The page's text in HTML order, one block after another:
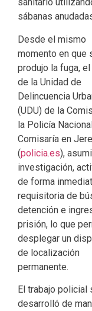
sábanas
Desde el mismo
momento en que
produjo la fuga, el
de la Unidad de
Delincuencia
(UDU) de la
la Policía
Comisaría en
(policia.es),
investigación,
de forma
requisitoria de
detención e
prisión, lo que
desplegar un
de localización
permanente.
El trabajo policial
desarrolló de